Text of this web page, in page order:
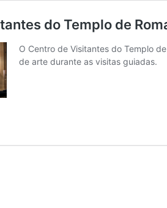
do Templo de
O Centro de Visitantes do Templo
de arte durante as visitas guiadas.